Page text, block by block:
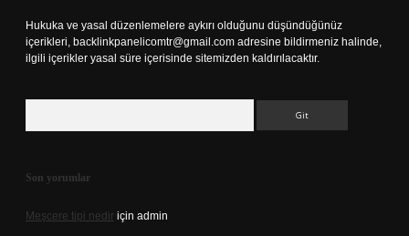
Hukuka ve yasal düzenlemelere aykırı olduğunu düşündüğünüz
içerikleri, backlinkpanelicomtr@gmail.com adresine bildirmeniz halinde,
ilgili içerikler yasal süre içerisinde sitemizden kaldırılacaktır.
Son yorumlar
Meşcere tipi nedir için admin